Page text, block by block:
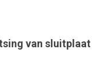
van sluitplaat